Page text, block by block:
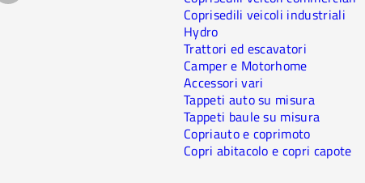
Coprisedili veicoli industriali
Hydro
Trattori ed escavatori
Camper e Motorhome
Accessori vari
Tappeti auto su misura
Tappeti baule su misura
Copriauto e coprimoto
Copri abitacolo e copri capote